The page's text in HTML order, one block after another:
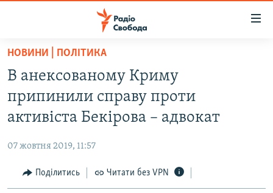
Перейти
основного
матеріалу
Перейти
до
основної
Перейти
до
СТАТТІ
СУСПІЛЬСТВО
РОСІЙСЬКА «ФІЛЬТРАЦІЯ»
ДОНБАС.РЕАЛІЇ
НОВИНИ | ПОЛІТИКА
В анексованому Криму
припинили справу проти
активіста Бекірова – адвокат
07 жовтня 2019, 11:57
Поділитись Читати без VPN